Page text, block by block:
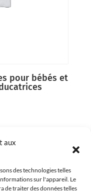
aux
des technologies telles
sur l'appareil. Le
de traiter des données telles
pour bébés et